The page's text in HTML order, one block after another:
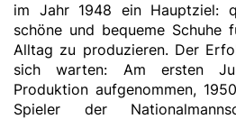
im Jahr 1948 ein Hauptziel:
schöne und bequeme Schuhe
Alltag zu produzieren. Der
sich warten: Am ersten
Produktion aufgenommen,
Spieler der